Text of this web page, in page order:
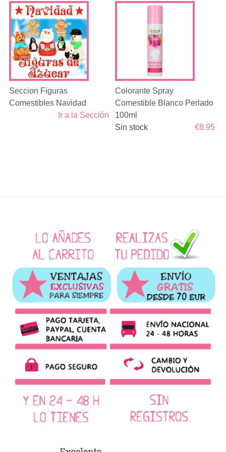
Seccion Figuras
Comestibles Navidad
Ir a la Sección
Colorante Spray
Comestible Blanco Perlado
100ml
€8.95
Sin stock